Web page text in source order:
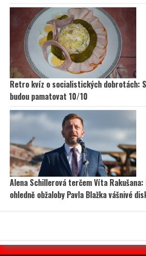
Retro kvíz o socialistických dobrotách:
budou pamatovat 10/10
Alena Schillerová terčem Víta
ohledně obžaloby Pavla Blažka vášnivé